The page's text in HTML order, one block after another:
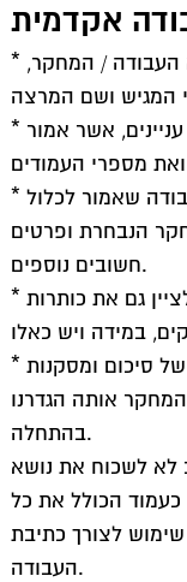
מקצועית ומקיפה
לעבודה משביעת רצון
כל הצרכים והציפיות
לקבל ייעוץ מקצועי
היבטים חשובים
– דגשים שונים
כתיבת עבודה אקדמית
עבודות אקדמיות
עזרה בכתיבת סמינריון
סמינריונית במשפטים
עבודות אקדמיות
הכתיבה האקדמית
כללי כתיבה אקדמית
עבודות אקדמיות
כותבים עבודה אקדמית
אקדמית
* שער – בעמוד השער יש לנסח את נושא העבודה / המחקר,
* תוכן עניינים – יש להוסיף עמוד תוכן עניינים, אשר אמור
* כתיבת מבוא – מדובר על תקציר העבודה שאמור לכלול
הנבחרת ופרטים
חשובים נוספים.
* גוף העבודה – התוכן המרכזי, בו יש לציין גם את כותרות
* סיכום – בסוף העבודה יש לצרף פרק של סיכום ומסקנות
אותה הגדרנו
בהתחלה.
לא לשכוח את נושא
הכולל את כל
לצורך כתיבת
העבודה.